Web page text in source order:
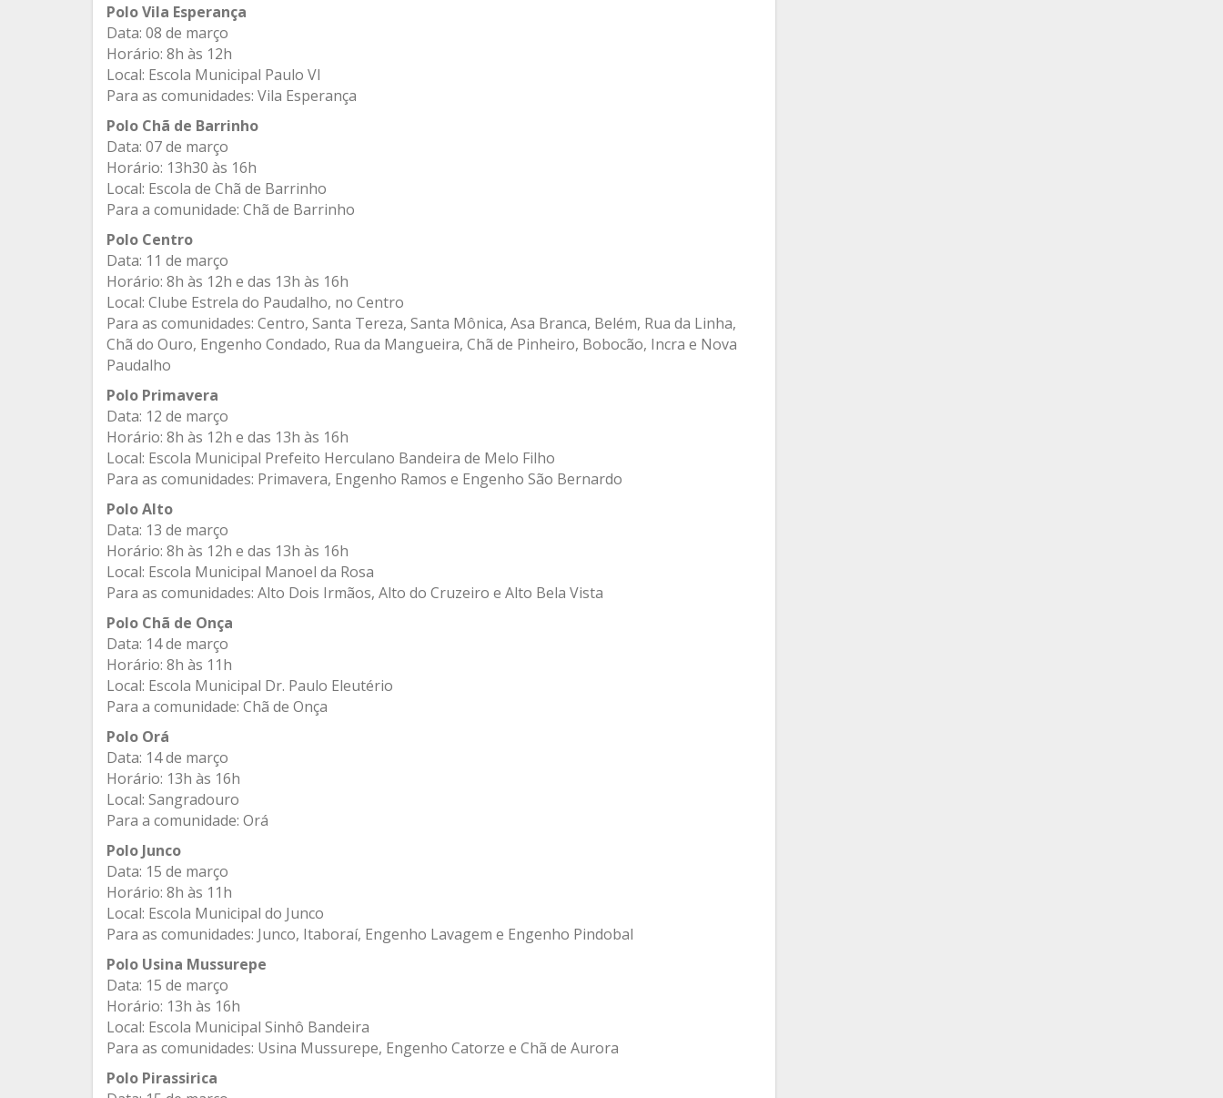
Polo Vila Esperança
Data: 08 de março
Horário: 8h às 12h
Local: Escola Municipal Paulo VI
Para as comunidades: Vila Esperança
Polo Chã de Barrinho
Data: 07 de março
Horário: 13h30 às 16h
Local: Escola de Chã de Barrinho
Para a comunidade: Chã de Barrinho
Polo Centro
Data: 11 de março
Horário: 8h às 12h e das 13h às 16h
Local: Clube Estrela do Paudalho, no Centro
Para as comunidades: Centro, Santa Tereza, Santa Mônica, Asa Branca, Belém, Rua da Linha,
Chã do Ouro, Engenho Condado, Rua da Mangueira, Chã de Pinheiro, Bobocão, Incra e Nova
Paudalho
Polo Primavera
Data: 12 de março
Horário: 8h às 12h e das 13h às 16h
Local: Escola Municipal Prefeito Herculano Bandeira de Melo Filho
Para as comunidades: Primavera, Engenho Ramos e Engenho São Bernardo
Polo Alto
Data: 13 de março
Horário: 8h às 12h e das 13h às 16h
Local: Escola Municipal Manoel da Rosa
Para as comunidades: Alto Dois Irmãos, Alto do Cruzeiro e Alto Bela Vista
Polo Chã de Onça
Data: 14 de março
Horário: 8h às 11h
Local: Escola Municipal Dr. Paulo Eleutério
Para a comunidade: Chã de Onça
Polo Orá
Data: 14 de março
Horário: 13h às 16h
Local: Sangradouro
Para a comunidade: Orá
Polo Junco
Data: 15 de março
Horário: 8h às 11h
Local: Escola Municipal do Junco
Para as comunidades: Junco, Itaboraí, Engenho Lavagem e Engenho Pindobal
Polo Usina Mussurepe
Data: 15 de março
Horário: 13h às 16h
Local: Escola Municipal Sinhô Bandeira
Para as comunidades: Usina Mussurepe, Engenho Catorze e Chã de Aurora
Polo Pirassirica